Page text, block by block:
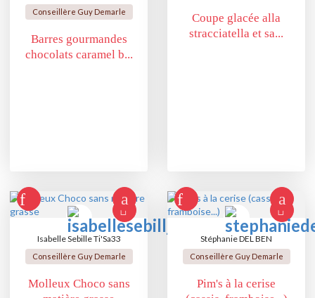
Conseillère Guy Demarle
Barres gourmandes
chocolats caramel b...
Coupe glacée alla
stracciatella et sa...
Isabelle Sebille Ti'Sa33
Conseillère Guy Demarle
Molleux Choco sans
Stéphanie DEL BEN
Conseillère Guy Demarle
Pim's à la cerise